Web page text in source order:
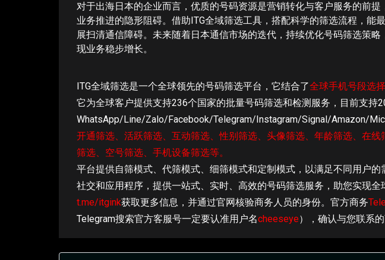
对于出海日本的企业而言，优质的号码资源是营销转化与客户服务的前
业务推进的隐形阻碍。借助ITG全域筛选工具，搭配科学的筛选流程，能
展扫清通信障碍。未来随着日本通信市场的迭代，持续优化号码筛选策
现业务稳步增长。
ITG全域筛选是一个全球领先的号码筛选平台，它结合了全球手机号段选
它为全球客户提供支持236个国家的批量号码筛选和检测服务，目前支持
WhatsApp/Line/Zalo/Facebook/Telegram/Instagram/Signal/Amazon/
开通筛选、活跃筛选、互动筛选、性别筛选、头像筛选、年龄筛选、在
筛选、空号筛选、手机设备筛选等。
平台提供自筛模式、代筛模式、细筛模式和定制模式，以满足不同用户
社交和应用程序，提供一站式、实时、高效的号码筛选服务，助您实现
t.me/itgink获取更多信息，并通过官网核验商务人员的身份。官方商务
Telegram搜索官方客服号一定要认准用户名cheeseye），确认与您联系